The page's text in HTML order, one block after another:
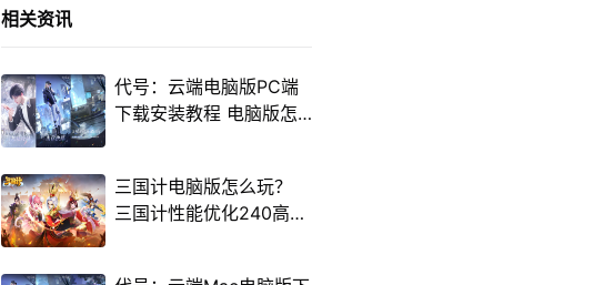
相关资讯
代号：云端电脑版PC端
下载安装教程 电脑版怎
三国计电脑版怎么玩？
三国计性能优化240高帧